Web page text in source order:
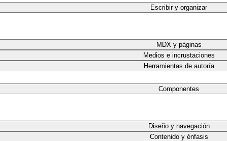
Escribir y organizar
MDX y páginas
Medios e incrustaciones
Herramientas de autoría
Componentes
Diseño y navegación
Contenido y énfasis